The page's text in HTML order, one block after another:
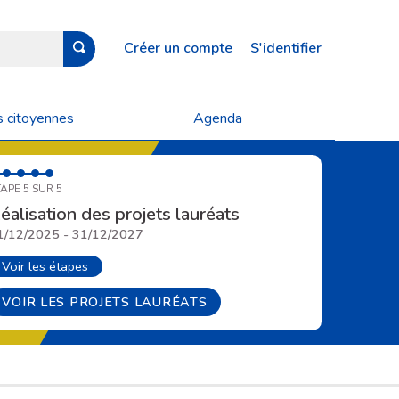
Créer un compte S'identifier
citoyennes Agenda
5 SUR 5
des projets lauréats
12/2025 - 31/12/2027
Voir les étapes
VOIR LES PROJETS LAURÉATS